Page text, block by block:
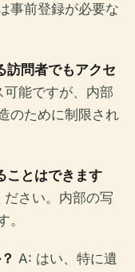
事前登録が必要な
訪問者でもアクセ
能ですが、内部
のために制限され
ことはできます
さい。内部の写
。
A: はい、特に遺